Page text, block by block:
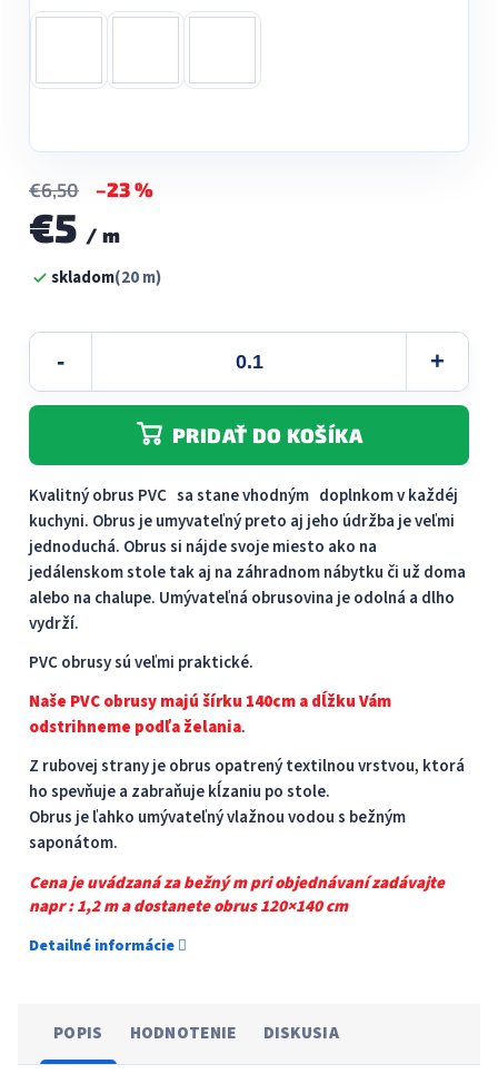
€6,50 –23 %
€5 / m
Jednotková
cena:skladom(20 m)
PRIDAŤ DO KOŠÍKA
Kvalitný obrus PVC sa stane vhodným doplnkom v každéj
kuchyni. Obrus je umyvateľný preto aj jeho údržba je veľmi
jednoduchá. Obrus ​​si nájde svoje miesto ako na
jedálenskom stole tak aj na záhradnom nábytku či už doma
alebo na chalupe. Umývateľná obrusovina je odolná a dlho
vydrží.
PVC obrusy sú veľmi praktické.
Naše PVC obrusy majú šírku 140cm a dĺžku Vám
odstrihneme podľa želania.
Z rubovej strany je obrus opatrený textilnou vrstvou, ktorá
ho spevňuje a zabraňuje kĺzaniu po stole.
Obrus je ľahko umývateľný vlažnou vodou s bežným
saponátom.
Cena je uvádzaná za bežný m pri objednávaní zadávajte
napr : 1,2 m a dostanete obrus 120×140 cm
Detailné informácie
POPIS HODNOTENIE DISKUSIA